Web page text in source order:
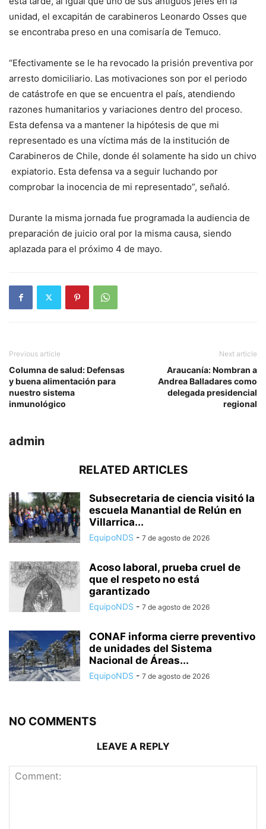
unidad, el excapitán de carabineros Leonardo Osses que
se encontraba preso en una comisaría de Temuco.
“Efectivamente se le ha revocado la prisión preventiva por
arresto domiciliario. Las motivaciones son por el periodo
de catástrofe en que se encuentra el país, atendiendo
razones humanitarios y variaciones dentro del proceso.
Esta defensa va a mantener la hipótesis de que mi
representado es una víctima más de la institución de
Carabineros de Chile, donde él solamente ha sido un chivo
expiatorio. Esta defensa va a seguir luchando por
comprobar la inocencia de mi representado”, señaló.
Durante la misma jornada fue programada la audiencia de
preparación de juicio oral por la misma causa, siendo
aplazada para el próximo 4 de mayo.
Previous article
Columna de salud: Defensas
y buena alimentación para
nuestro sistema
inmunológico
Next article
Araucanía: Nombran a
Andrea Balladares como
delegada presidencial
regional
admin
RELATED ARTICLES
Subsecretaria de ciencia visitó la
escuela Manantial de Relún en
Villarrica...
EquipoNDS - 7 de agosto de 2026
Acoso laboral, prueba cruel de
que el respeto no está
garantizado
EquipoNDS - 7 de agosto de 2026
CONAF informa cierre preventivo
de unidades del Sistema
Nacional de Áreas...
EquipoNDS - 7 de agosto de 2026
NO COMMENTS
LEAVE A REPLY